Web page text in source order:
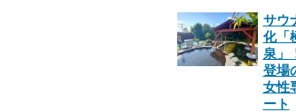
サウ
化「
泉」
登場
女性
ート